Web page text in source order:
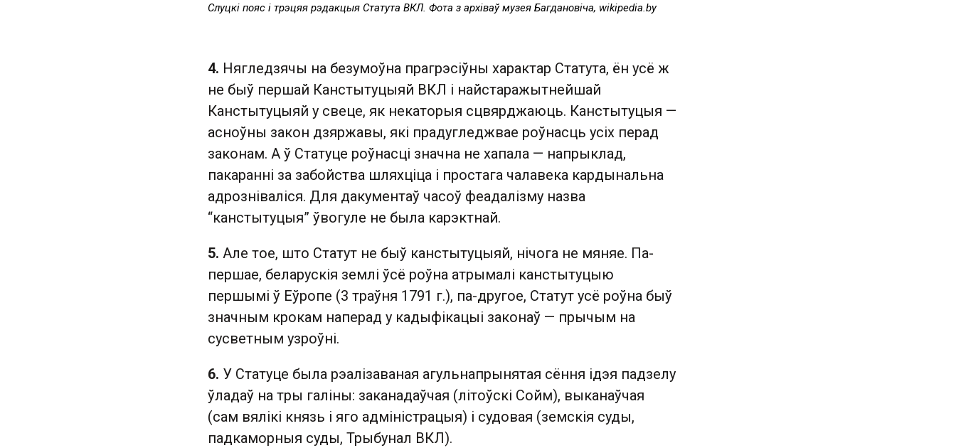
Слуцкі пояс і трэцяя рэдакцыя Статута ВКЛ. Фота з архіваў музея Багдановіча, wikipedia.by
4. Нягледзячы на безумоўна прагрэсіўны характар Статута, ён усё ж
не быў першай Канстытуцыяй ВКЛ і найстаражытнейшай
Канстытуцыяй у свеце, як некаторыя сцвярджаюць. Канстытуцыя —
асноўны закон дзяржавы, які прадугледжвае роўнасць усіх перад
законам. А ў Статуце роўнасці значна не хапала — напрыклад,
пакаранні за забойства шляхціца і простага чалавека кардынальна
адрозніваліся. Для дакументаў часоў феадалізму назва
“канстытуцыя” ўвогуле не была карэктнай.
5. Але тое, што Статут не быў канстытуцыяй, нічога не мяняе. Па-
першае, беларускія землі ўсё роўна атрымалі канстытуцыю
першымі ў Еўропе (3 траўня 1791 г.), па-другое, Статут усё роўна быў
значным крокам наперад у кадыфікацыі законаў — прычым на
сусветным узроўні.
6. У Статуце была рэалізаваная агульнапрынятая сёння ідэя падзелу
ўладаў на тры галіны: заканадаўчая (літоўскі Сойм), выканаўчая
(сам вялікі князь і яго адміністрацыя) і судовая (земскія суды,
падкаморныя суды, Трыбунал ВКЛ).